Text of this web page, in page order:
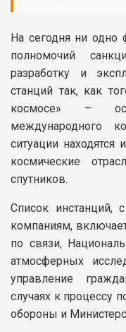
На сегодня ни одно
полномочий
разработку и
станций так, как
космосе» –
международного
ситуации
космические
спутников.
Список инстанций,
компаниям,
по связи,
атмосферных
управление
случаях к процессу
обороны и